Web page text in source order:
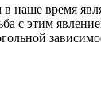
наше время
с этим